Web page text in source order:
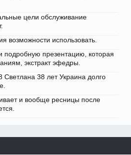
цели обслуживание
возможности использовать.
подробную презентацию, которая
экстракт эфедры.
Светлана 38 лет Украина долго
и вообще ресницы после